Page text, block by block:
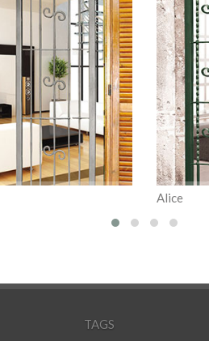
Alice
TAGS